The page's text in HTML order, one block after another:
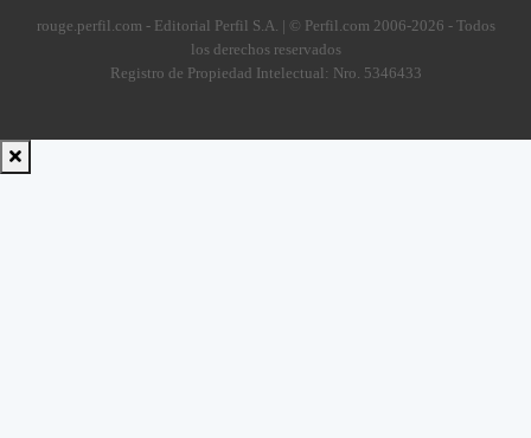
rouge.perfil.com - Editorial Perfil S.A. | © Perfil.com 2006-2026 - Todos
los derechos reservados
Registro de Propiedad Intelectual: Nro. 5346433